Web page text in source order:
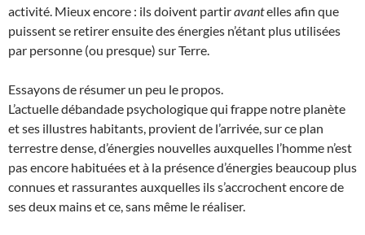
activité. Mieux encore : ils doivent partiravantelles afin que
puissent se retirer ensuite des énergies n’étant plus utilisées
par personne (ou presque) sur Terre.
Essayons de résumer un peu le propos.
L’actuelle débandade psychologique qui frappe notre planète
et ses illustres habitants, provient de l’arrivée, sur ce plan
terrestre dense, d’énergies nouvelles auxquelles l’homme n’est
pas encore habituées et à la présence d’énergies beaucoup plus
connues et rassurantes auxquelles ils s’accrochent encore de
ses deux mains et ce, sans même le réaliser.